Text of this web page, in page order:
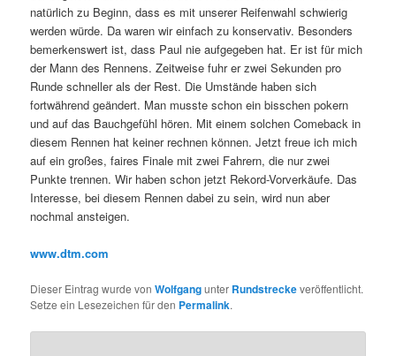
natürlich zu Beginn, dass es mit unserer Reifenwahl schwierig
werden würde. Da waren wir einfach zu konservativ. Besonders
bemerkenswert ist, dass Paul nie aufgegeben hat. Er ist für mich
der Mann des Rennens. Zeitweise fuhr er zwei Sekunden pro
Runde schneller als der Rest. Die Umstände haben sich
fortwährend geändert. Man musste schon ein bisschen pokern
und auf das Bauchgefühl hören. Mit einem solchen Comeback in
diesem Rennen hat keiner rechnen können. Jetzt freue ich mich
auf ein großes, faires Finale mit zwei Fahrern, die nur zwei
Punkte trennen. Wir haben schon jetzt Rekord-Vorverkäufe. Das
Interesse, bei diesem Rennen dabei zu sein, wird nun aber
nochmal ansteigen.
www.dtm.com
Dieser Eintrag wurde vonWolfgangunter Rundstreckeveröffentlicht.
Setze ein Lesezeichen für den Permalink.